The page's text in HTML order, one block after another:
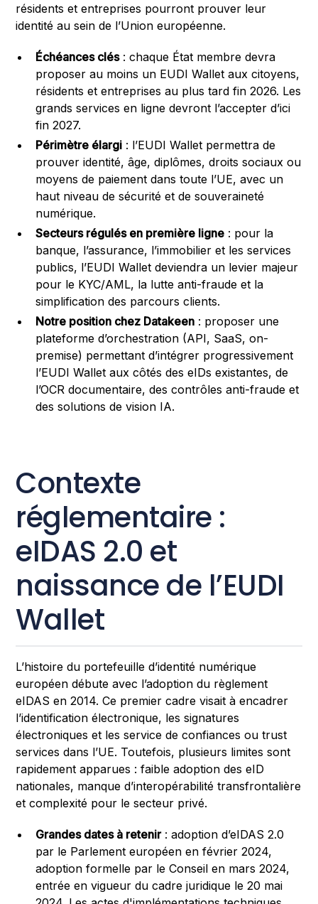
résidents et entreprises pourront prouver leur
identité au sein de l’Union européenne.
Échéances clés: chaque État membre devra
proposer au moins un EUDI Wallet aux citoyens,
résidents et entreprises au plus tard fin 2026. Les
grands services en ligne devront l’accepter d’ici
fin 2027.
Périmètre élargi : l’EUDI Wallet permettra de
prouver identité, âge, diplômes, droits sociaux ou
moyens de paiement dans toute l’UE, avec un
haut niveau de sécurité et de souveraineté
numérique.
Secteurs régulés en première ligne : pour la
banque, l’assurance, l’immobilier et les services
publics, l’EUDI Wallet deviendra un levier majeur
pour le KYC/AML, la lutte anti-fraude et la
simplification des parcours clients.
Notre position chez Datakeen : proposer une
plateforme d’orchestration (API, SaaS, on-
premise) permettant d’intégrer progressivement
l’EUDI Wallet aux côtés des eIDs existantes, de
l’OCR documentaire, des contrôles anti-fraude et
des solutions de vision IA.
Contexte
réglementaire :
eIDAS 2.0 et
naissance de l’EUDI
Wallet
L’histoire du portefeuille d’identité numérique
européen débute avec l’adoption du règlement
eIDAS en 2014. Ce premier cadre visait à encadrer
l’identification électronique, les signatures
électroniques et les service de confiances ou trust
services dans l’UE. Toutefois, plusieurs limites sont
rapidement apparues : faible adoption des eID
nationales, manque d’interopérabilité transfrontalière
et complexité pour le secteur privé.
Grandes dates à retenir: adoption d’eIDAS 2.0
par le Parlement européen en février 2024,
adoption formelle par le Conseil en mars 2024,
entrée en vigueur du cadre juridique le 20 mai